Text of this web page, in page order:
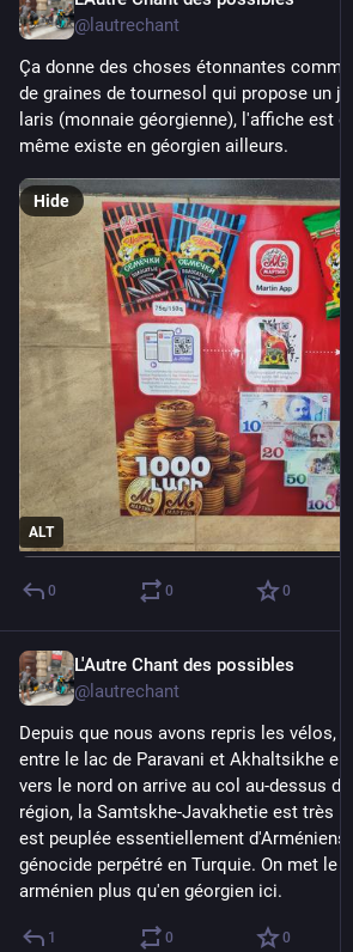
@lautrechant
Ça donne des choses étonnantes comme
de graines de tournesol qui propose un
laris (monnaie géorgienne), l'affiche est
même existe en géorgien ailleurs.
ALT
Hide
0 0 0
L'Autre Chant des possibles
@lautrechant
Depuis que nous avons repris les vélos,
entre le lac de Paravani et Akhaltsikhe en
vers le nord on arrive au col au-dessus de
région, la Samtskhe-Javakhetie est très
est peuplée essentiellement d'Arméniens
génocide perpétré en Turquie. On met le
arménien plus qu'en géorgien ici.
1 0 0